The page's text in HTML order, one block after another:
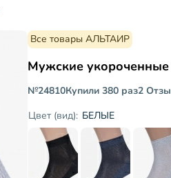
Все товары АЛЬТАИР
Мужские
№24810Купили 380 раз2
Цвет (вид): БЕЛЫЕ